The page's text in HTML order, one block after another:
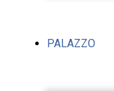
PALAZZO